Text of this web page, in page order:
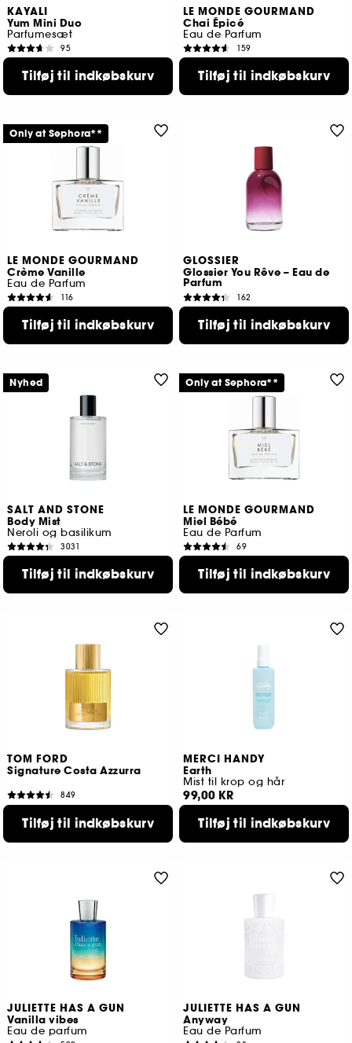
KAYALI
Yum Mini Duo
Parfumesæt
95
Tilføj til indkøbskurv
LE MONDE GOURMAND
Chai Épicé
Eau de Parfum
159
Tilføj til indkøbskurv
LE MONDE GOURMAND
Crème Vanille
Eau de Parfum
116
Tilføj til indkøbskurv
Only at Sephora**
GLOSSIER
Glossier You Rêve – Eau de
Parfum
162
Tilføj til indkøbskurv
SALT AND STONE
Body Mist
Neroli og basilikum
3031
Tilføj til indkøbskurv
Nyhed
LE MONDE GOURMAND
Miel Bébé
Eau de Parfum
69
Tilføj til indkøbskurv
Only at Sephora**
TOM FORD
Signature Costa Azzurra
849
2 størrelser tilgængelige
Tilføj til indkøbskurv
MERCI HANDY
Earth
Mist til krop og hår
99,00 KR
Tilføj til indkøbskurv
JULIETTE HAS A GUN
Vanilla vibes
Eau de parfum
JULIETTE HAS A GUN
Anyway
Eau de Parfum